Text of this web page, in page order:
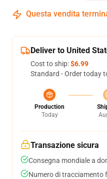
Questa vendita
Deliver to United
Cost to ship:$6.99
Standard - Order today
Production
Today
Transazione sicura
Consegna mondiale a
Numero di tracciamento